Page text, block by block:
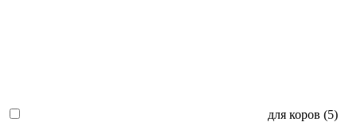
для коров (5)